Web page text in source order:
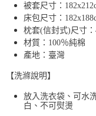
被套尺寸：
床包尺寸：
枕套(信封式)尺寸：
材質：100％純棉
產地：臺灣
【洗滌說明】
放入洗衣袋、可水
白、不可熨燙